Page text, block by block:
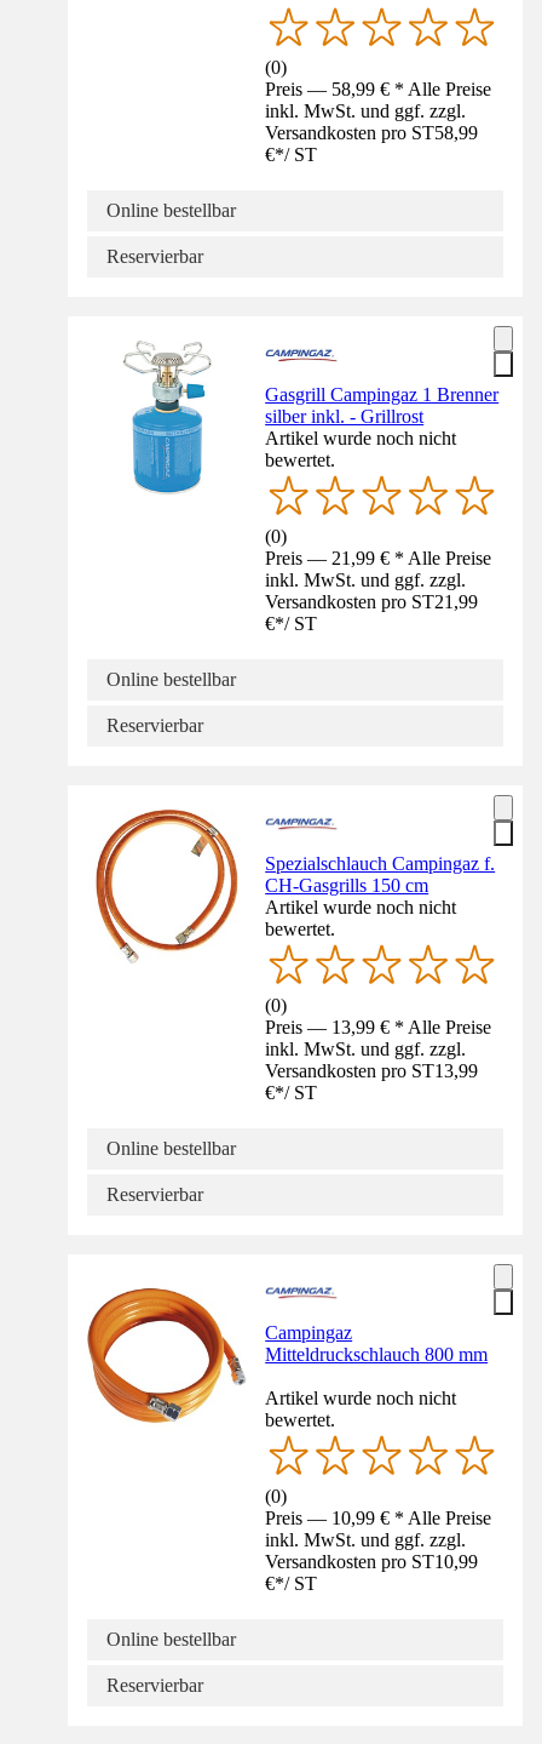
(0)
Preis — 58,99 € * Alle Preise
inkl. MwSt. und ggf. zzgl.
Versandkosten pro ST58,99
€*/ ST
Online bestellbar
Reservierbar
Gasgrill Campingaz 1 Brenner
silber inkl. - Grillrost
Artikel wurde noch nicht
bewertet.
(0)
Preis — 21,99 € * Alle Preise
inkl. MwSt. und ggf. zzgl.
Versandkosten pro ST21,99
€*/ ST
Online bestellbar
Reservierbar
Spezialschlauch Campingaz f.
CH-Gasgrills 150 cm
Artikel wurde noch nicht
bewertet.
(0)
Preis — 13,99 € * Alle Preise
inkl. MwSt. und ggf. zzgl.
Versandkosten pro ST13,99
€*/ ST
Online bestellbar
Reservierbar
Campingaz
Mitteldruckschlauch 800 mm
Artikel wurde noch nicht
bewertet.
(0)
Preis — 10,99 € * Alle Preise
inkl. MwSt. und ggf. zzgl.
Versandkosten pro ST10,99
€*/ ST
Online bestellbar
Reservierbar